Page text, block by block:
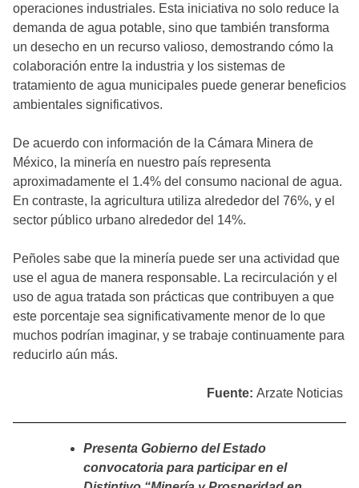
operaciones industriales. Esta iniciativa no solo reduce la
demanda de agua potable, sino que también transforma
un desecho en un recurso valioso, demostrando cómo la
colaboración entre la industria y los sistemas de
tratamiento de agua municipales puede generar beneficios
ambientales significativos.
De acuerdo con información de la Cámara Minera de
México, la minería en nuestro país representa
aproximadamente el 1.4% del consumo nacional de agua.
En contraste, la agricultura utiliza alrededor del 76%, y el
sector público urbano alrededor del 14%.
Peñoles sabe que la minería puede ser una actividad que
use el agua de manera responsable. La recirculación y el
uso de agua tratada son prácticas que contribuyen a que
este porcentaje sea significativamente menor de lo que
muchos podrían imaginar, y se trabaje continuamente para
reducirlo aún más.
Fuente: Arzate Noticias
Presenta Gobierno del Estado
convocatoria para participar en el